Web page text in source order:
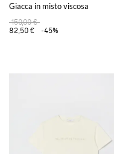
Giacca in misto viscosa
150,00 €
82,50 €
-45%